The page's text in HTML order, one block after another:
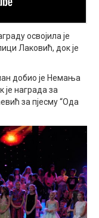
освојила је
Лаковић, док је
добио је Немања
је награда за
за пјесму “Ода